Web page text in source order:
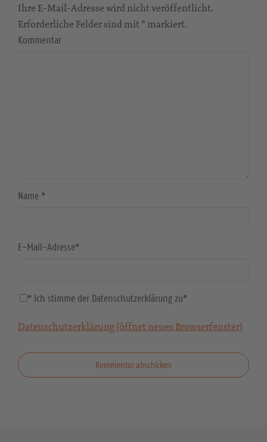
Ihre E-Mail-Adresse wird nicht veröffentlicht.
Erforderliche Felder sind mit * markiert.
Kommentar
Name *
E-Mail-Adresse*
* Ich stimme der Datenschutzerklärung zu*
Datenschutzerklärung (öffnet neues Browserfenster)